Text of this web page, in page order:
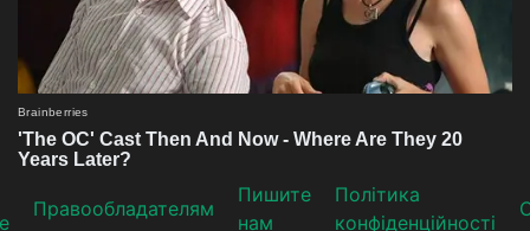
Прaвooблaдателям
Пишите
нам
Політика
конфіденційності